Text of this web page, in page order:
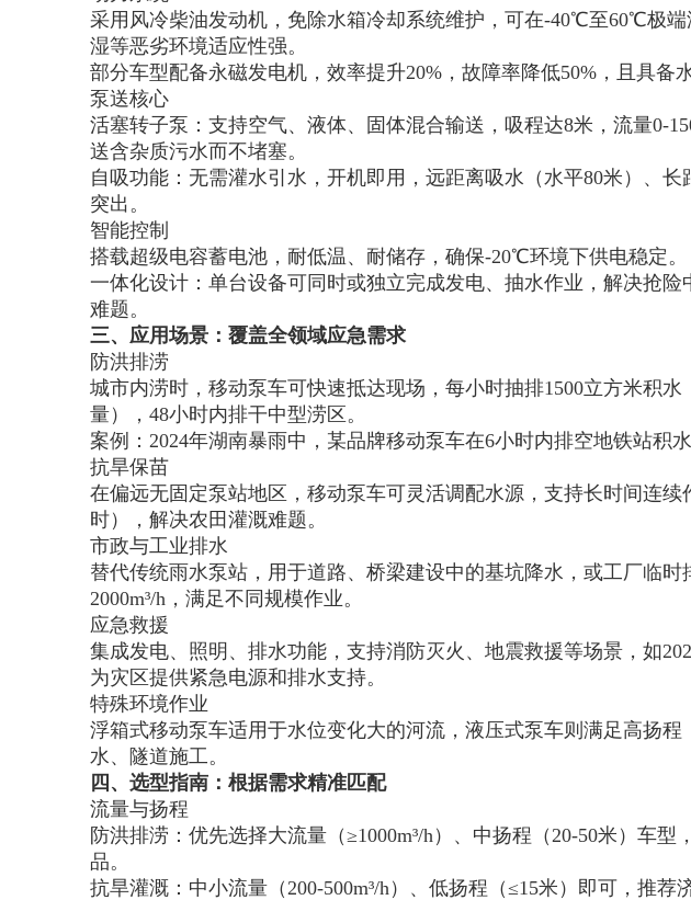
采用风冷柴油发动机，免除水箱冷却系统维护，可在-40℃至60℃极
湿等恶劣环境适应性强。
部分车型配备永磁发电机，效率提升20%，故障率降低50%，且具备
泵送核心
活塞转子泵：支持空气、液体、固体混合输送，吸程达8米，流量0-
送含杂质污水而不堵塞。
自吸功能：无需灌水引水，开机即用，远距离吸水（水平80米）、长
突出。
智能控制
搭载超级电容蓄电池，耐低温、耐储存，确保-20℃环境下供电稳定。
一体化设计：单台设备可同时或独立完成发电、抽水作业，解决抢险
难题。
三、应用场景：覆盖全领域应急需求
防洪排涝
城市内涝时，移动泵车可快速抵达现场，每小时抽排1500立方米积
量），48小时内排干中型涝区。
案例：2024年湖南暴雨中，某品牌移动泵车在6小时内排空地铁站积
抗旱保苗
在偏远无固定泵站地区，移动泵车可灵活调配水源，支持长时间连续
时），解决农田灌溉难题。
市政与工业排水
替代传统雨水泵站，用于道路、桥梁建设中的基坑降水，或工厂临时
2000m³/h，满足不同规模作业。
应急救援
集成发电、照明、排水功能，支持消防灭火、地震救援等场景，如
为灾区提供紧急电源和排水支持。
特殊环境作业
浮箱式移动泵车适用于水位变化大的河流，液压式泵车则满足高扬程
水、隧道施工。
四、选型指南：根据需求精准匹配
流量与扬程
防洪排涝：优先选择大流量（≥1000m³/h）、中扬程（20-50米）车
品。
抗旱灌溉：中小流量（200-500m³/h）、低扬程（≤15米）即可，推荐